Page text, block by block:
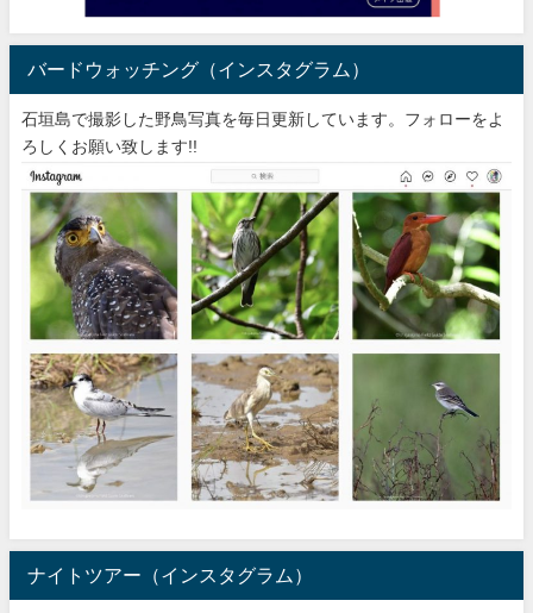
バードウォッチング（インスタグラム）
石垣島で撮影した野鳥写真を毎日更新しています。フォローをよ
ろしくお願い致します!!
ナイトツアー（インスタグラム）